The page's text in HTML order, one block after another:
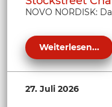
NOVO NORDISK:
Weiterlesen...
27. Juli 2026